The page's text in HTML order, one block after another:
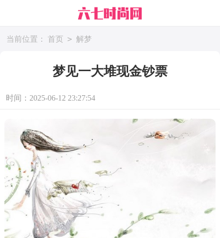
当前位置： 首页 > 解梦
梦见一大堆现金钞票
时间：2025-06-12 23:27:54